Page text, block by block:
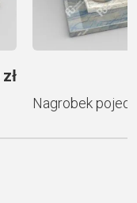
zł
Nagrobek